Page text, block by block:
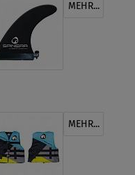
MEHR...
MEHR...